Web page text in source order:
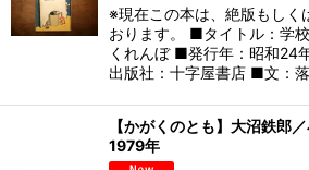
※現在この本は、絶版もしく
おります。 ■タイトル：学
くれんぼ ■発行年：昭和24
出版社：十字屋書店 ■文
【かがくのとも】大沼鉄郎
1979年